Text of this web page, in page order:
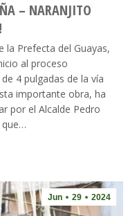
– NARANJITO
la Prefecta del Guayas,
al proceso
4 pulgadas de la vía
importante obra, ha
por el Alcalde Pedro
que…
Jun 29 2024